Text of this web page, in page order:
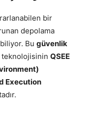
bir
depolama
Bu güvenlik
teknolojisinin QSEE
Execution